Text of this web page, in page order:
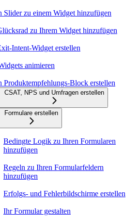
Slider zu einem Widget hinzufügen
zu Ihrem Widget hinzufügen
Intent-Widget erstellen
animieren
Produktempfehlungs-Block erstellen
CSAT, NPS und Umfragen erstellen
Formulare erstellen
Bedingte Logik zu Ihren Formularen
hinzufügen
Regeln zu Ihren Formularfeldern
hinzufügen
Erfolgs- und Fehlerbildschirme erstellen
Ihr Formular gestalten